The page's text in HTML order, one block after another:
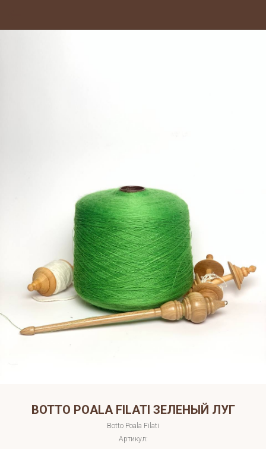
BOTTO POALA FILATI ЗЕЛЕНЫЙ ЛУГ
Botto Poala Filati
Артикул: